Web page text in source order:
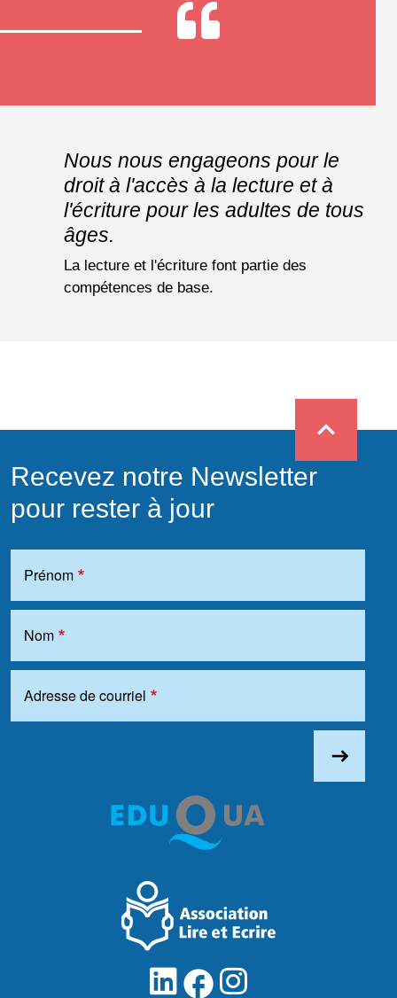
Nous nous engageons pour le
droit à l'accès à la lecture et à
l'écriture pour les adultes de tous
âges.
La lecture et l'écriture font partie des
compétences de base.
expand_less
Recevez notre Newsletter
pour rester à jour
Adresse de courriel
Nom
Prénom
east
facebook